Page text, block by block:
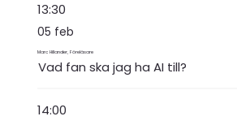
13:30
05 feb
Marc Hillander, Föreläsare
Vad fan ska jag ha AI till?
14:00